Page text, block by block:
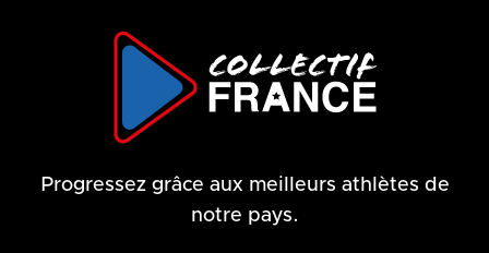
Progressez grâce aux meilleurs athlètes de
notre pays.